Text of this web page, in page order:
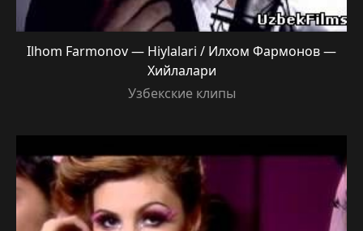
Ilhom Farmonov — Hiylalari / Илхом Фармонов —
Хийлалари
Узбекские клипы